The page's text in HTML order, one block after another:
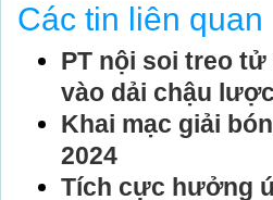
Các tin liên quan
PT nội soi treo
vào dải chậu
Khai mạc giải
2024
Tích cực hưởng